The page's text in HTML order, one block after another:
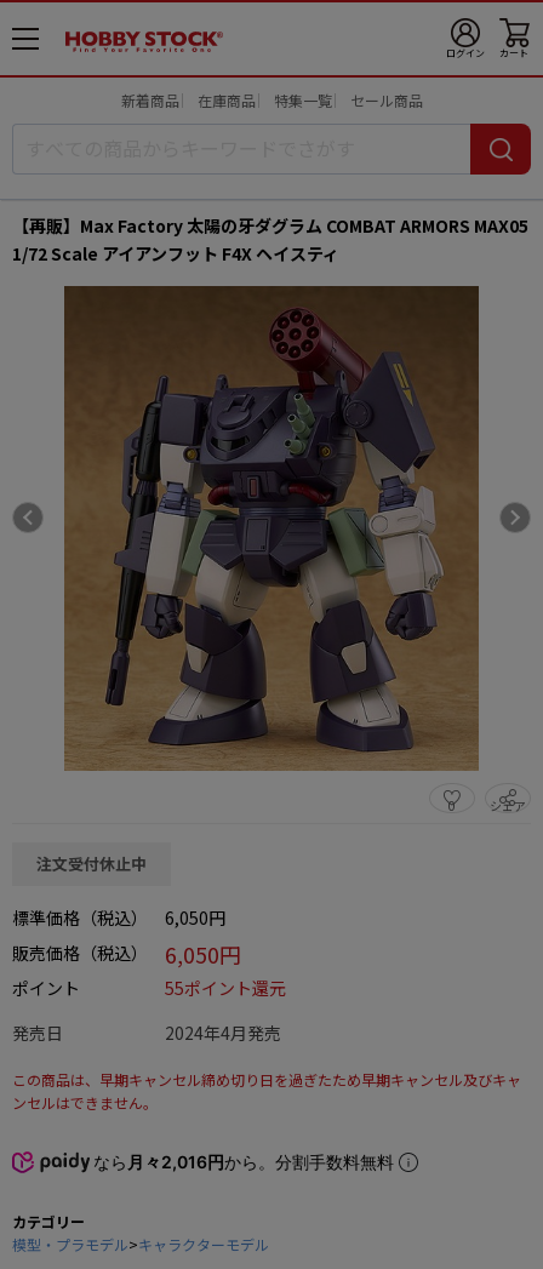
メ
ニ
ログイン カート
新着商品 在庫商品 特集一覧 セール商品
【再販】Max Factory 太陽の牙ダグラム COMBAT ARMORS MAX05
1/72 Scale アイアンフット F4X ヘイスティ
0 シェア
この商品をシェアする
注文受付休止中
標準価格（税込）
6,050円
販売価格（税込）
6,050円
ポイント
55ポイント還元
発売日
2024年4月発売
この商品は、早期キャンセル締め切り日を過ぎたため早期キャンセル及びキャ
ンセルはできません。
なら 月々2,016円から。分割手数料無料
カテゴリー
模型・プラモデル>キャラクターモデル